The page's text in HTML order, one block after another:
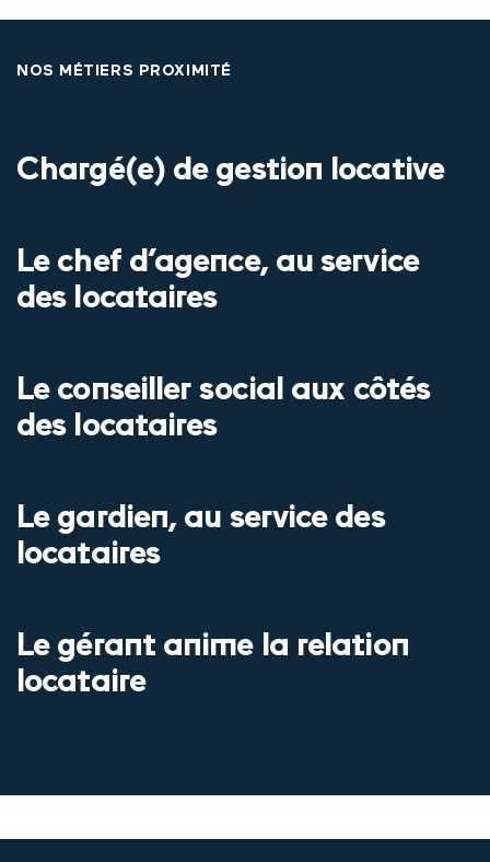
NOS MÉTIERS PROXIMITÉ
Chargé(e) de gestion locative
Le chef d’agence, au service
des locataires
Le conseiller social aux côtés
des locataires
Le gardien, au service des
locataires
Le gérant anime la relation
locataire